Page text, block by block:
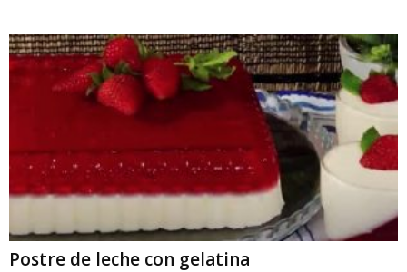
Postre de leche con gelatina